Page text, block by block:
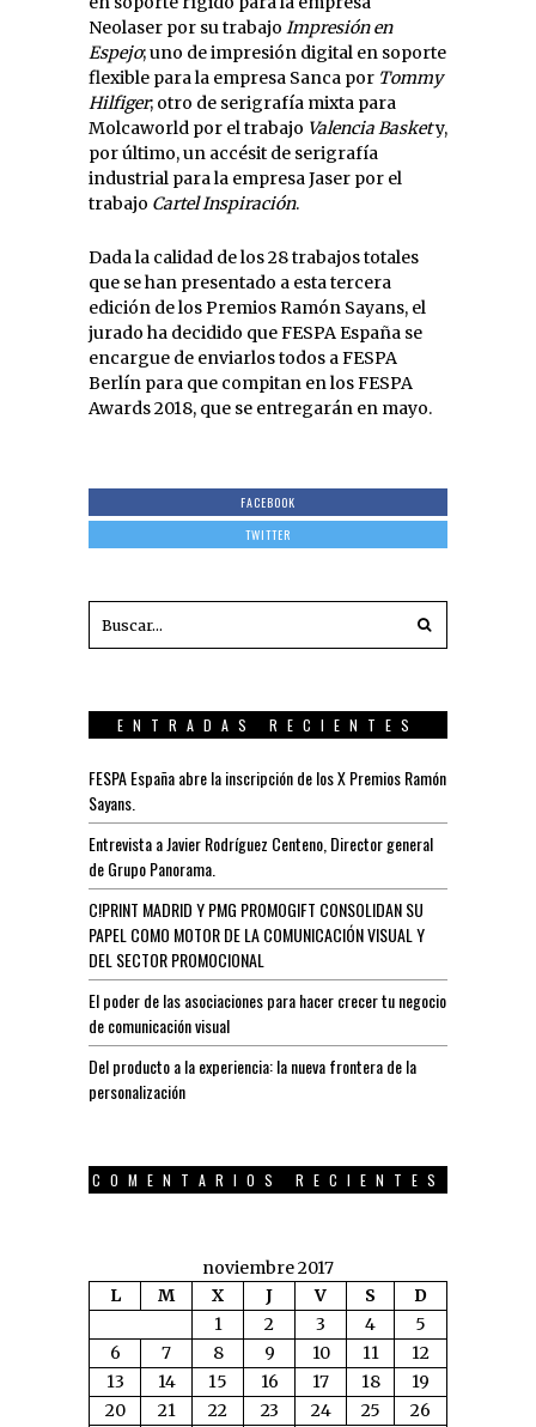
Neolaser por su trabajo Impresión en
Espejo; uno de impresión digital en soporte
flexible para la empresa Sanca por Tommy
Hilfiger; otro de serigrafía mixta para
Molcaworld por el trabajo Valencia Baskety,
por último, un accésit de serigrafía
industrial para la empresa Jaser por el
trabajo Cartel Inspiración.
Dada la calidad de los 28 trabajos totales
que se han presentado a esta tercera
edición de los Premios Ramón Sayans, el
jurado ha decidido que FESPA España se
encargue de enviarlos todos a FESPA
Berlín para que compitan en los FESPA
Awards 2018, que se entregarán en mayo.
FACEBOOK
TWITTER
ENTRADAS RECIENTES
FESPA España abre la inscripción de los X Premios Ramón
Sayans.
Entrevista a Javier Rodríguez Centeno, Director general
de Grupo Panorama.
C!PRINT MADRID Y PMG PROMOGIFT CONSOLIDAN SU
PAPEL COMO MOTOR DE LA COMUNICACIÓN VISUAL Y
DEL SECTOR PROMOCIONAL
El poder de las asociaciones para hacer crecer tu negocio
de comunicación visual
Del producto a la experiencia: la nueva frontera de la
personalización
COMENTARIOS RECIENTES
noviembre 2017
L
M X J V S
D
1
2 3 4
5
6
7 8 9 10 11
12
13
14 15 16 17 18
19
20
21 22 23 24 25
26